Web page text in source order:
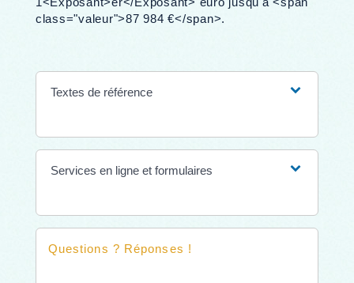
class="valeur">87 984 €</span>.
Textes de référence
Services en ligne et formulaires
Questions ? Réponses !